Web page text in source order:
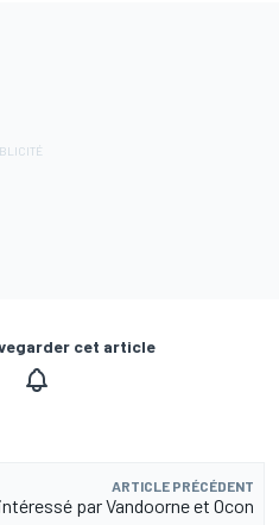
cet article
ARTICLE PRÉCÉDENT
par Vandoorne et Ocon